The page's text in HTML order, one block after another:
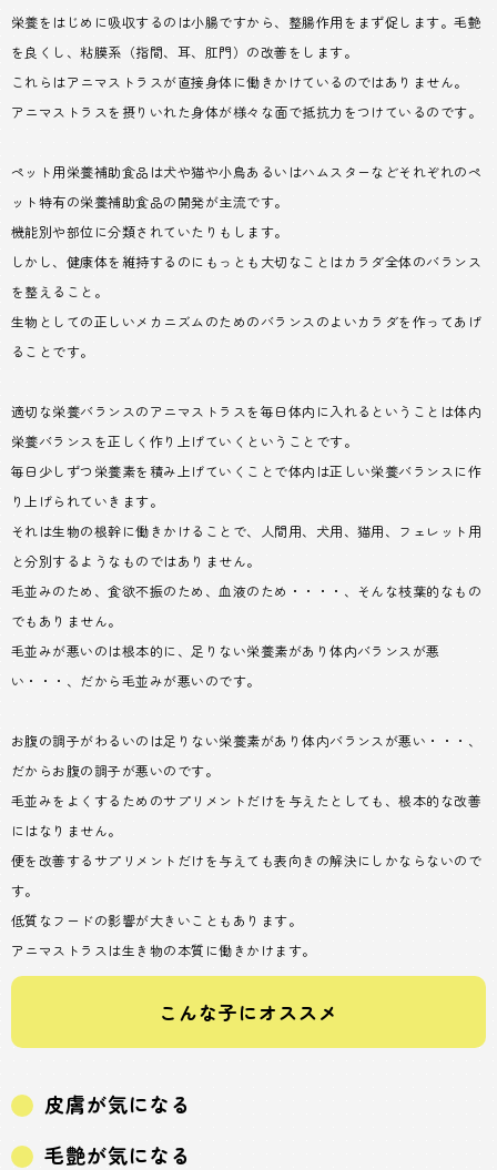
栄養をはじめに吸収するのは小腸ですから、整腸作用をまず促します。毛艶
を良くし、粘膜系（指間、耳、肛門）の改善をします。
これらはアニマストラスが直接身体に働きかけているのではありません。
アニマストラスを摂りいれた身体が様々な面で抵抗力をつけているのです。
ペット用栄養補助食品は犬や猫や小鳥あるいはハムスターなどそれぞれのペ
ット特有の栄養補助食品の開発が主流です。
機能別や部位に分類されていたりもします。
しかし、健康体を維持するのにもっとも大切なことはカラダ全体のバランス
を整えること。
生物としての正しいメカニズムのためのバランスのよいカラダを作ってあげ
ることです。
適切な栄養バランスのアニマストラスを毎日体内に入れるということは体内
栄養バランスを正しく作り上げていくということです。
毎日少しずつ栄養素を積み上げていくことで体内は正しい栄養バランスに作
り上げられていきます。
それは生物の根幹に働きかけることで、人間用、犬用、猫用、フェレット用
と分別するようなものではありません。
毛並みのため、食欲不振のため、血液のため・・・・、そんな枝葉的なもの
でもありません。
毛並みが悪いのは根本的に、足りない栄養素があり体内バランスが悪
い・・・、だから毛並みが悪いのです。
お腹の調子がわるいのは足りない栄養素があり体内バランスが悪い・・・、
だからお腹の調子が悪いのです。
毛並みをよくするためのサプリメントだけを与えたとしても、根本的な改善
にはなりません。
便を改善するサプリメントだけを与えても表向きの解決にしかならないので
す。
低質なフードの影響が大きいこともあります。
アニマストラスは生き物の本質に働きかけます。
こんな子にオススメ
皮膚が気になる
毛艶が気になる